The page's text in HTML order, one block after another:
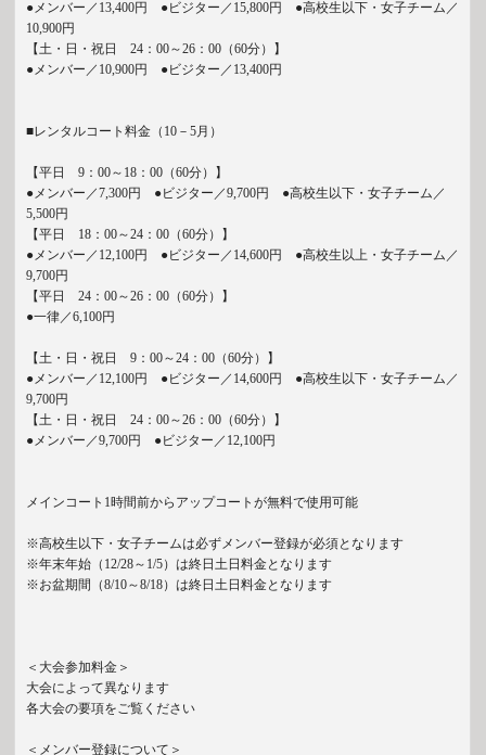
●メンバー／13,400円 ●ビジター／15,800円 ●高校生以下・女子チーム／
10,900円
【土・日・祝日 24：00～26：00（60分）】
●メンバー／10,900円 ●ビジター／13,400円
■レンタルコート料金（10－5月）
【平日 9：00～18：00（60分）】
●メンバー／7,300円 ●ビジター／9,700円 ●高校生以下・女子チーム／
5,500円
【平日 18：00～24：00（60分）】
●メンバー／12,100円 ●ビジター／14,600円 ●高校生以上・女子チーム／
9,700円
【平日 24：00～26：00（60分）】
●一律／6,100円
【土・日・祝日 9：00～24：00（60分）】
●メンバー／12,100円 ●ビジター／14,600円 ●高校生以下・女子チーム／
9,700円
【土・日・祝日 24：00～26：00（60分）】
●メンバー／9,700円 ●ビジター／12,100円
メインコート1時間前からアップコートが無料で使用可能
※高校生以下・女子チームは必ずメンバー登録が必須となります
※年末年始（12/28～1/5）は終日土日料金となります
※お盆期間（8/10～8/18）は終日土日料金となります
＜大会参加料金＞
大会によって異なります
各大会の要項をご覧ください
＜メンバー登録について＞